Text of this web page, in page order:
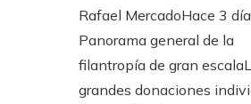
Rafael MercadoHace 3
Panorama general de la
filantropía de gran
grandes donaciones